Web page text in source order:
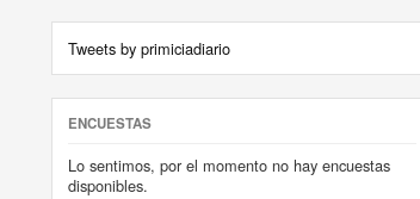
Tweets by primiciadiario
ENCUESTAS
Lo sentimos, por el momento no hay encuestas
disponibles.